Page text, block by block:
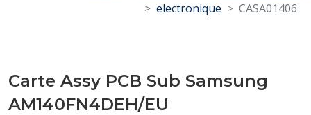
electronique
CASA01406
Carte Assy PCB Sub Samsung
AM140FN4DEH/EU